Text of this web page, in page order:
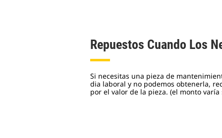
Repuestos Cuando Los
Si necesitas una pieza de
dia laboral y no podemos obtenerla,
por el valor de la pieza. (el monto